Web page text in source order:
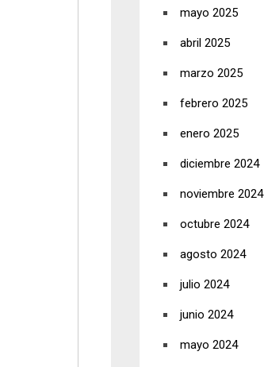
mayo 2025
abril 2025
marzo 2025
febrero 2025
enero 2025
diciembre 2024
noviembre 2024
octubre 2024
agosto 2024
julio 2024
junio 2024
mayo 2024